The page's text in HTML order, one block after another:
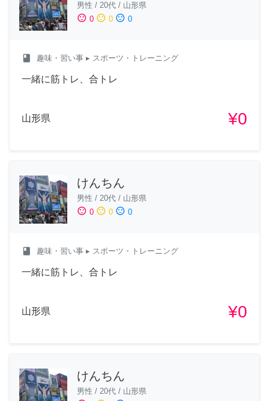
男性 / 20代 / 山形県
sentiment_satisfied 0 sentiment_neutral 0 sentiment_dissatisfied 0
class 趣味・習い事 ▸ スポーツ・トレーニング
一緒に筋トレ、合トレ
山形県 ¥0
けんちん
男性 / 20代 / 山形県
sentiment_satisfied 0 sentiment_neutral 0 sentiment_dissatisfied 0
class 趣味・習い事 ▸ スポーツ・トレーニング
一緒に筋トレ、合トレ
山形県 ¥0
けんちん
男性 / 20代 / 山形県